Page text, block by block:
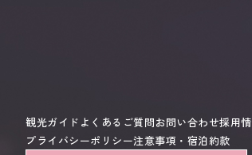
観光ガイド よくあるご質問お問い合わせ採用
プライバシーポリシー注意事項・宿泊約款